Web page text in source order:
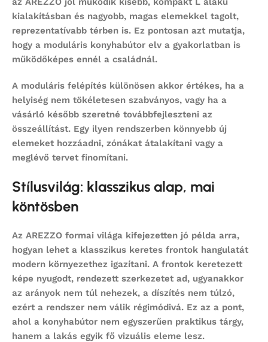
kialakításban és nagyobb, magas elemekkel tagolt,
reprezentatívabb térben is. Ez pontosan azt mutatja,
hogy a moduláris konyhabútor elv a gyakorlatban is
működőképes ennél a családnál.
A moduláris felépítés különösen akkor értékes, ha a
helyiség nem tökéletesen szabványos, vagy ha a
vásárló később szeretné továbbfejleszteni az
összeállítást. Egy ilyen rendszerben könnyebb új
elemeket hozzáadni, zónákat átalakítani vagy a
meglévő tervet finomítani.
Stílusvilág: klasszikus alap, mai
köntösben
Az AREZZO formai világa kifejezetten jó példa arra,
hogyan lehet a klasszikus keretes frontok hangulatát
modern környezethez igazítani. A frontok keretezett
képe nyugodt, rendezett szerkezetet ad, ugyanakkor
az arányok nem túl nehezek, a díszítés nem túlzó,
ezért a rendszer nem válik régimódivá. Ez az a pont,
ahol a konyhabútor nem egyszerűen praktikus tárgy,
hanem a lakás egyik fő vizuális eleme lesz.